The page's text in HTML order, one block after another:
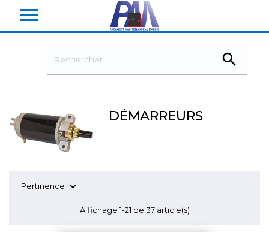


DÉMARREURS
Pertinence 
Affichage 1-21 de 37 article(s)